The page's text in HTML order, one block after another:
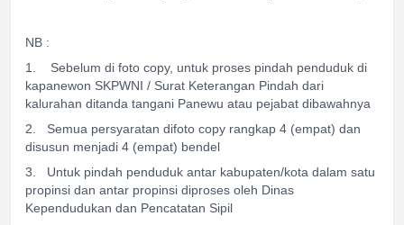
NB :
1. Sebelum di foto copy, untuk proses pindah penduduk di
kapanewon SKPWNI / Surat Keterangan Pindah dari
kalurahan ditanda tangani Panewu atau pejabat dibawahnya
2. Semua persyaratan difoto copy rangkap 4 (empat) dan
disusun menjadi 4 (empat) bendel
3. Untuk pindah penduduk antar kabupaten/kota dalam satu
propinsi dan antar propinsi diproses oleh Dinas
Kependudukan dan Pencatatan Sipil